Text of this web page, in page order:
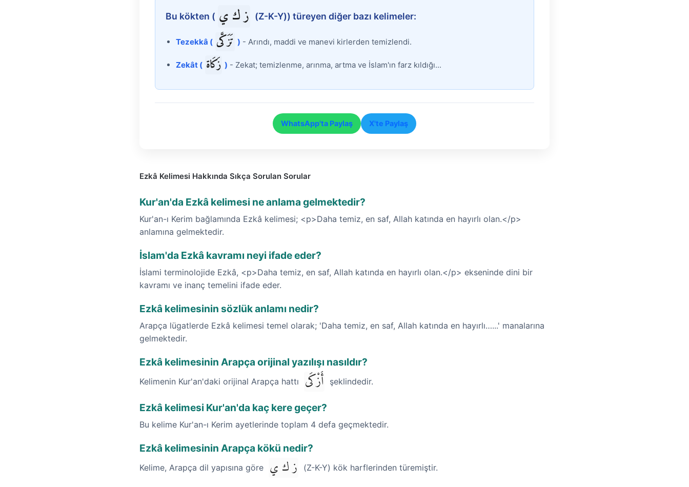
Bu kökten ( ز ك ي (Z-K-Y)) türeyen diğer bazı kelimeler:
Tezekkâ ( تَزَكَّى ) - Arındı, maddi ve manevi kirlerden temizlendi.
Zekât ( زَكَاة ) - Zekat; temizlenme, arınma, artma ve İslam'ın farz kıldığı...
WhatsApp'ta Paylaş X'te Paylaş
Ezkâ Kelimesi Hakkında Sıkça Sorulan Sorular
Kur'an'da Ezkâ kelimesi ne anlama gelmektedir?
Kur'an-ı Kerim bağlamında Ezkâ kelimesi; <p>Daha temiz, en saf, Allah katında en hayırlı olan.</p>
anlamına gelmektedir.
İslam'da Ezkâ kavramı neyi ifade eder?
İslami terminolojide Ezkâ, <p>Daha temiz, en saf, Allah katında en hayırlı olan.</p> ekseninde dini bir
kavramı ve inanç temelini ifade eder.
Ezkâ kelimesinin sözlük anlamı nedir?
Arapça lügatlerde Ezkâ kelimesi temel olarak; 'Daha temiz, en saf, Allah katında en hayırlı…...' manalarına
gelmektedir.
Ezkâ kelimesinin Arapça orijinal yazılışı nasıldır?
Kelimenin Kur'an'daki orijinal Arapça hattı أَزْكَى şeklindedir.
Ezkâ kelimesi Kur'an'da kaç kere geçer?
Bu kelime Kur'an-ı Kerim ayetlerinde toplam 4 defa geçmektedir.
Ezkâ kelimesinin Arapça kökü nedir?
Kelime, Arapça dil yapısına göre ز ك ي (Z-K-Y) kök harflerinden türemiştir.